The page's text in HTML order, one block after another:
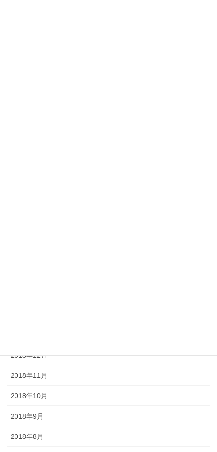
2018年12月
2018年11月
2018年10月
2018年9月
2018年8月